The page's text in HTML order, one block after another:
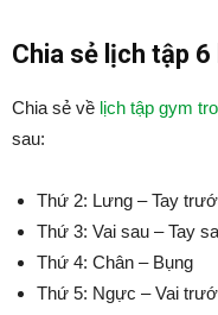
Chia sẻ lịch tập
Chia sẻ về lịch tập gym
sau:
Thứ 2: Lưng – Tay
Thứ 3: Vai sau – Tay
Thứ 4: Chân – Bụng
Thứ 5: Ngực – Vai